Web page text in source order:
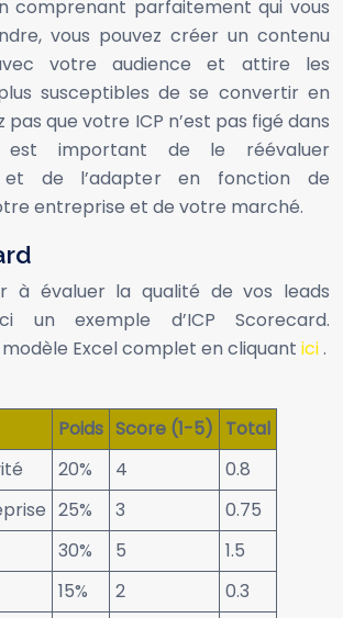
comprenant parfaitement qui vous
vous pouvez créer un contenu
votre audience et attire les
susceptibles de se convertir en
pas que votre ICP n’est pas figé dans
important de le réévaluer
et de l’adapter en fonction de
entreprise et de votre marché.
à évaluer la qualité de vos leads
un exemple d’ICP Scorecard.
Excel complet en cliquant ici.
Poids Score (1-5) Total
20% 4
0.8
25% 3
0.75
30% 5
1.5
15% 2
0.3